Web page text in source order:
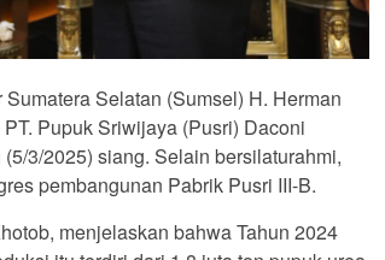
Selatan (Sumsel) H. Herman
Pupuk Sriwijaya (Pusri) Daconi
3/2025) siang. Selain bersilaturahmi,
pembangunan Pabrik Pusri III-B.
menjelaskan bahwa Tahun 2024